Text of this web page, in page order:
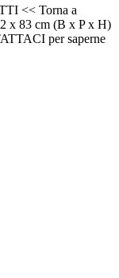
<< Torna a
x 83 cm (B x P x H)
per saperne